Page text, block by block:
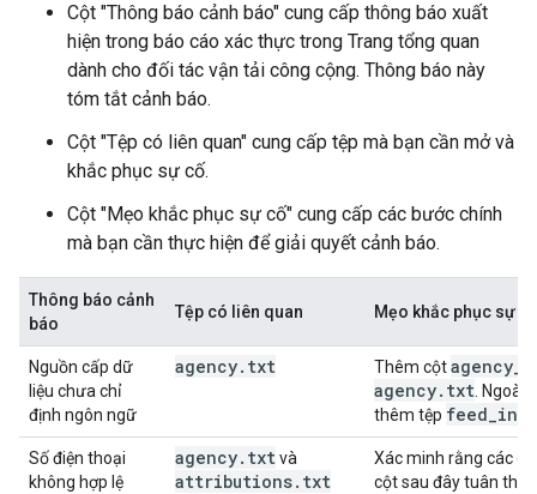
Cột "Thông báo cảnh báo" cung cấp thông báo xuất
hiện trong báo cáo xác thực trong Trang tổng quan
dành cho đối tác vận tải công cộng. Thông báo này
tóm tắt cảnh báo.
Cột "Tệp có liên quan" cung cấp tệp mà bạn cần mở và
khắc phục sự cố.
Cột "Mẹo khắc phục sự cố" cung cấp các bước chính
mà bạn cần thực hiện để giải quyết cảnh báo.
Thông báo cảnh
báo
Tệp có liên quan Mẹo khắc phục sự cố
Nguồn cấp dữ
liệu chưa chỉ
định ngôn ngữ
agency. txt Thêm cộtagency
agency. txt . Ngoài
thêm tệp feed info
Số điện thoại
không hợp lệ
agency. txtvà
attributions. txt
Xác minh rằng các
cột sau đây tuân thủ